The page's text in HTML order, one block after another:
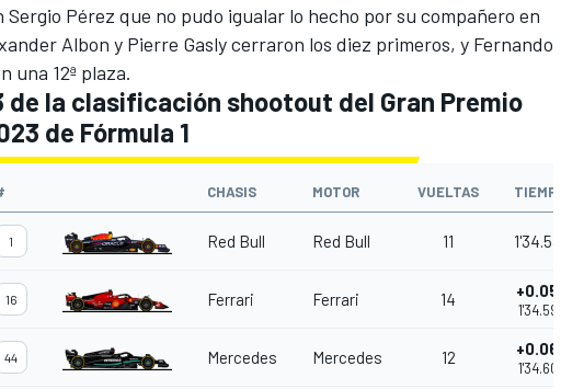
Sergio Pérez que no pudo igualar lo hecho por su compañero en
Albon y Pierre Gaslycerraron los diez primeros, y Fernando
una 12ª plaza.
de la clasificación shootout del Gran Premio
de Fórmula 1
CHASIS MOTOR VUELTAS TIEMPO
1 Red Bull Red Bull 11 1'34.538
16 Ferrari Ferrari 14 +0.055
1'34.593
44 Mercedes Mercedes 12 +0.069
1'34.607